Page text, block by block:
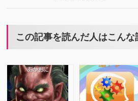
この記事を読んだ人はこん